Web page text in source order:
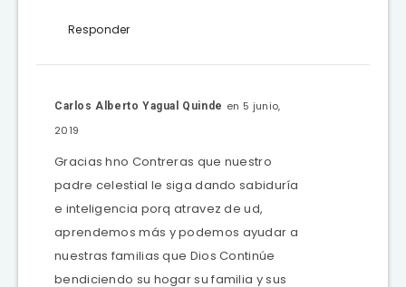
Responder
Carlos Alberto Yagual Quinde en 5 junio,
2019
Gracias hno Contreras que nuestro
padre celestial le siga dando sabiduría
e inteligencia porq atravez de ud,
aprendemos más y podemos ayudar a
nuestras familias que Dios Continúe
bendiciendo su hogar su familia y sus